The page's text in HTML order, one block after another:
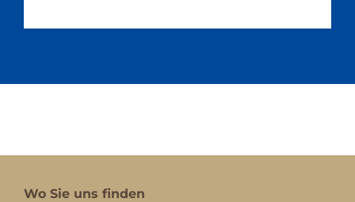
Wo Sie uns finden